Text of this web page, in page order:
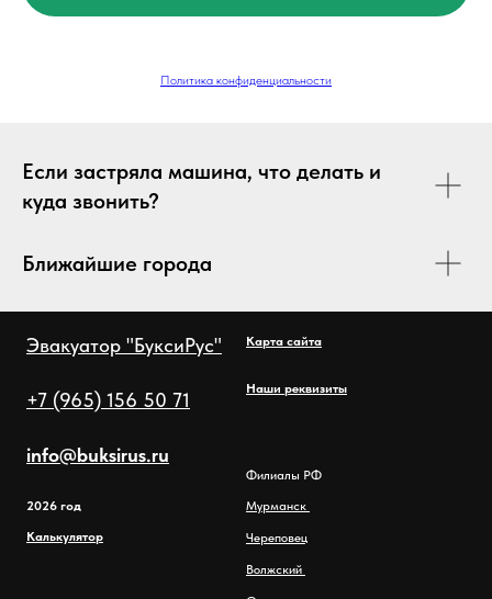
Политика конфиденциальности
Если застряла машина, что делать и
куда звонить?
Ближайшие города
Эвакуатор "БуксиРус"
+7 (965) 156 50 71
info@buksirus.ru
2026 год
Калькулятор
Карта сайта
Наши реквизиты
Филиалы РФ
Мурманск
Череповец
Волжский